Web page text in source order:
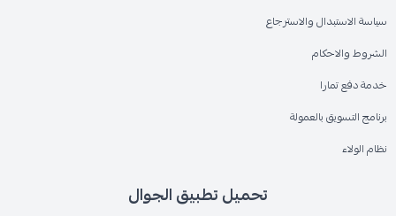
سياسة الاستبدال والاسترجاع
الشروط والاحكام
خدمة دفع تمارا
برنامج التسويق بالعمولة
نظام الولاء
تحميل تطبيق الجوال